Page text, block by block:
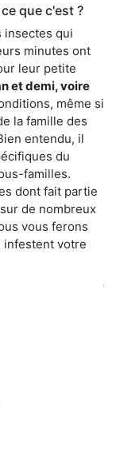
que c'est ?
insectes qui
minutes ont
leur petite
et demi, voire
même si
la famille des
entendu, il
du
familles.
dont fait partie
de nombreux
vous ferons
infestent votre